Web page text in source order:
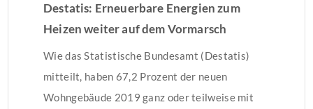
Destatis: Erneuerbare Energien zum
Heizen weiter auf dem Vormarsch
Wie das Statistische Bundesamt (Destatis)
mitteilt, haben 67,2 Prozent der neuen
Wohngebäude 2019 ganz oder teilweise mit